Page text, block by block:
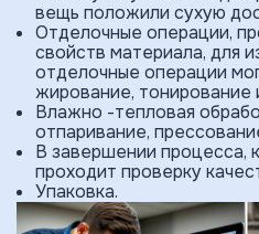
вещь положили сухую
Отделочные операции,
свойств материала, для
отделочные операции
жирование, тонирование
Влажно -тепловая
отпаривание,
В завершении процесса,
проходит проверку
Упаковка.